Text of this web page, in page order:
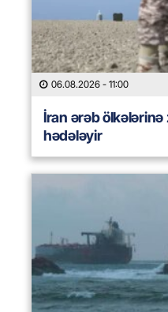
06.08.2026 - 11:00
İran ərəb
hədələyir